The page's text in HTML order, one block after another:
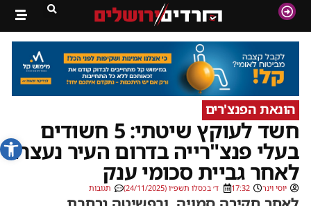
פתח
הונאת הפנצ'רים
חשד לעוקץ שיטתי: 5 חשודים
בעלי פנצ"רייה בדרום העיר נעצרו
לאחר גביית סכומי ענק
יוסי וינר 17:32 ד׳ בכסלו תשפ״ו (24/11/2025) תגובות